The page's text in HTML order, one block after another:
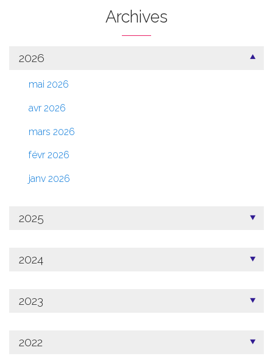
Archives
2026
mai 2026
avr 2026
mars 2026
févr 2026
janv 2026
2025
2024
2023
2022